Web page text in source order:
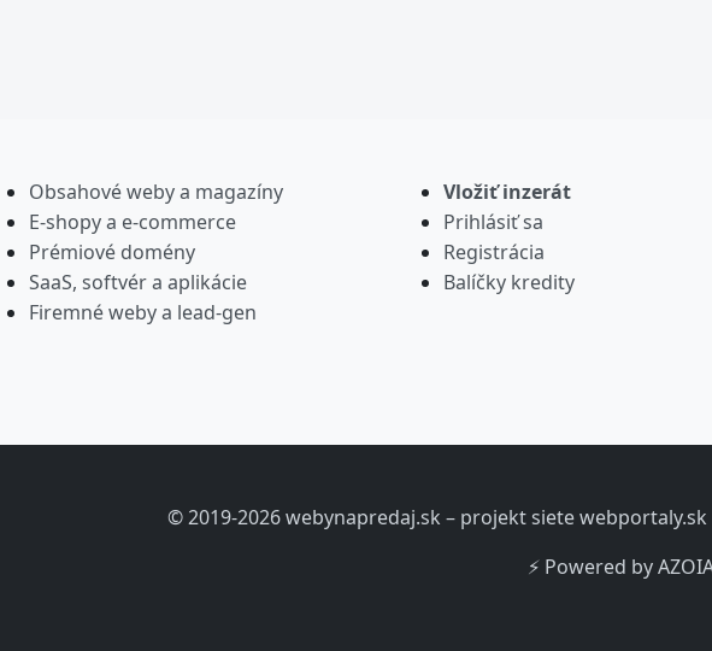
Obsahové weby a magazíny
E-shopy a e-commerce
Prémiové domény
SaaS, softvér a aplikácie
Firemné weby a lead-gen
Vložiť inzerát
Prihlásiť sa
Registrácia
Balíčky kredity
© 2019-2026 webynapredaj.sk – projekt siete
⚡ Powered by